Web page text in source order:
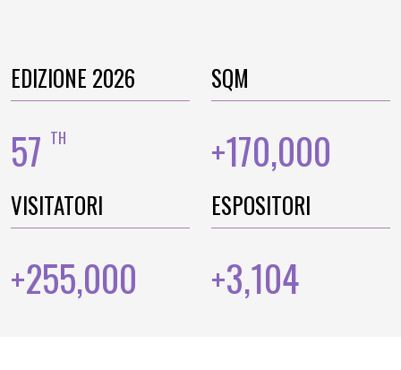
EDIZIONE 2026
57 TH
SQM
+170,000
VISITATORI
+255,000
ESPOSITORI
+3,104